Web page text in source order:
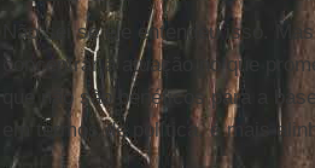
Não sei se ele entendeu isso.
concentrar a atuação no que
que não são benéficos para a
em termos de política, é mais